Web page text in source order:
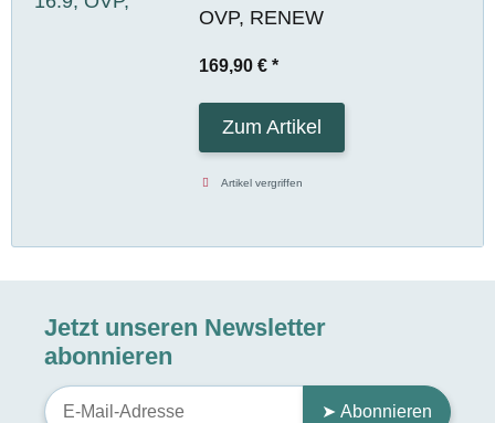
OVP, RENEW
169,90 € *
Zum Artikel
Artikel vergriffen
Jetzt unseren Newsletter
abonnieren
➤ Abonnieren